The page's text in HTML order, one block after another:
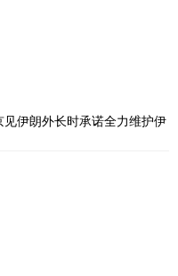
伊朗外长时承诺全力维护伊